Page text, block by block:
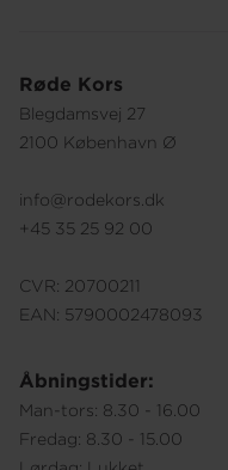
Røde Kors
Blegdamsvej 27
2100 København Ø
info@rodekors.dk
+45 35 25 92 00
CVR: 20700211
EAN: 5790002478093
Åbningstider:
Man-tors: 8.30 - 16.00
Fredag: 8.30 - 15.00